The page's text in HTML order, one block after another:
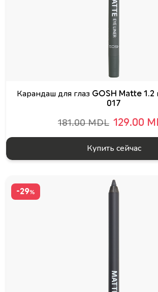
Карандаш для глаз GOSH Matte 1.2
017
181.00 MDL 129.00
Купить сейчас
-29%